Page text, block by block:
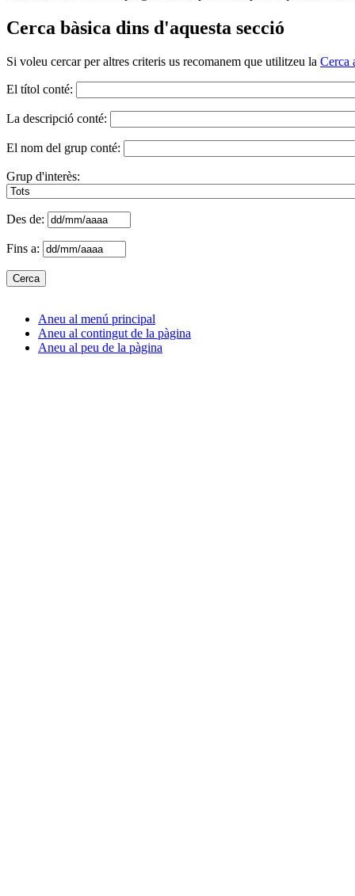
Cerca bàsica dins d'aquesta secció
Si voleu cercar per altres criteris us recomanem que utilitzeu la Cerca
El títol conté:
La descripció conté:
El nom del grup conté:
Grup d'interès:
Des de:
Fins a:
Aneu al menú principal
Aneu al contingut de la pàgina
Aneu al peu de la pàgina